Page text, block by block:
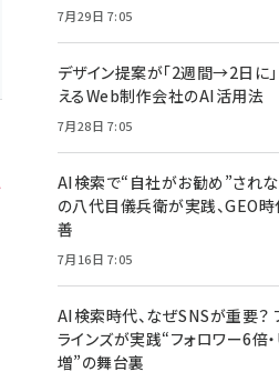
7月29日 7:05
デザイン提案が「2週間→2日に
えるWeb制作会社のAI活用法
7月28日 7:05
AI検索で“自社がお勧め”されな
の八代目儀兵衛が実践、GEO時
善
7月16日 7:05
AI検索時代、なぜSNSが重要？
ラインズが実践“フォロワー6倍
増”の舞台裏